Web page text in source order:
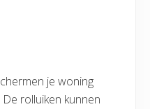
je woning
rolluiken kunnen